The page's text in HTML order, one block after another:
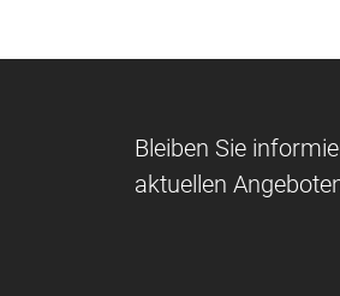
Bleiben Sie
aktuellen